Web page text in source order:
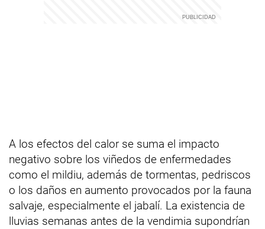
A los efectos del calor se suma el impacto
negativo sobre los viñedos de enfermedades
como el mildiu, además de tormentas, pedriscos
o los daños en aumento provocados por la fauna
salvaje, especialmente el jabalí. La existencia de
lluvias semanas antes de la vendimia supondrían